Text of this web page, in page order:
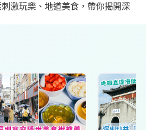
激玩樂、地道美食，帶你揭開深